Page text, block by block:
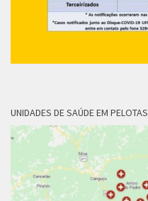
UNIDADES DE SAÚDE EM PELOTAS